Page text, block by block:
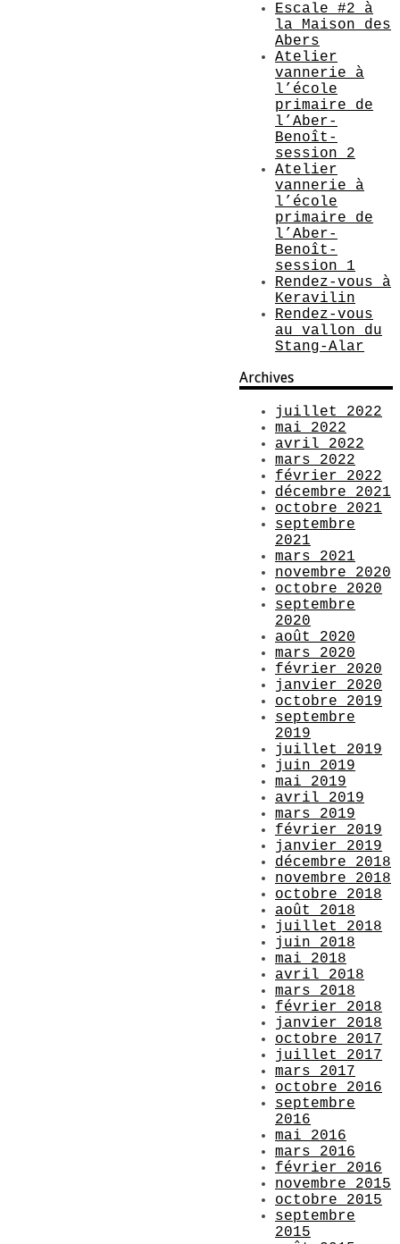
Escale #2 à
la Maison des
Abers
Atelier
vannerie à
l’école
primaire de
l’Aber-
Benoît-
session 2
Atelier
vannerie à
l’école
primaire de
l’Aber-
Benoît-
session 1
Rendez-vous à
Keravilin
Rendez-vous
au vallon du
Stang-Alar
Archives
juillet 2022
mai 2022
avril 2022
mars 2022
février 2022
décembre 2021
octobre 2021
septembre
2021
mars 2021
novembre 2020
octobre 2020
septembre
2020
août 2020
mars 2020
février 2020
janvier 2020
octobre 2019
septembre
2019
juillet 2019
juin 2019
mai 2019
avril 2019
mars 2019
février 2019
janvier 2019
décembre 2018
novembre 2018
octobre 2018
août 2018
juillet 2018
juin 2018
mai 2018
avril 2018
mars 2018
février 2018
janvier 2018
octobre 2017
juillet 2017
mars 2017
octobre 2016
septembre
2016
mai 2016
mars 2016
février 2016
novembre 2015
octobre 2015
septembre
2015